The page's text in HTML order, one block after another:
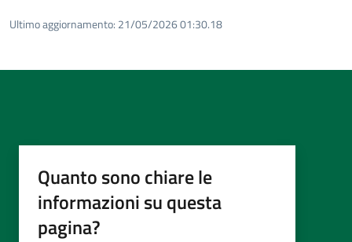
Ultimo aggiornamento: 21/05/2026 01:30.18
Quanto sono chiare le
informazioni su questa
pagina?